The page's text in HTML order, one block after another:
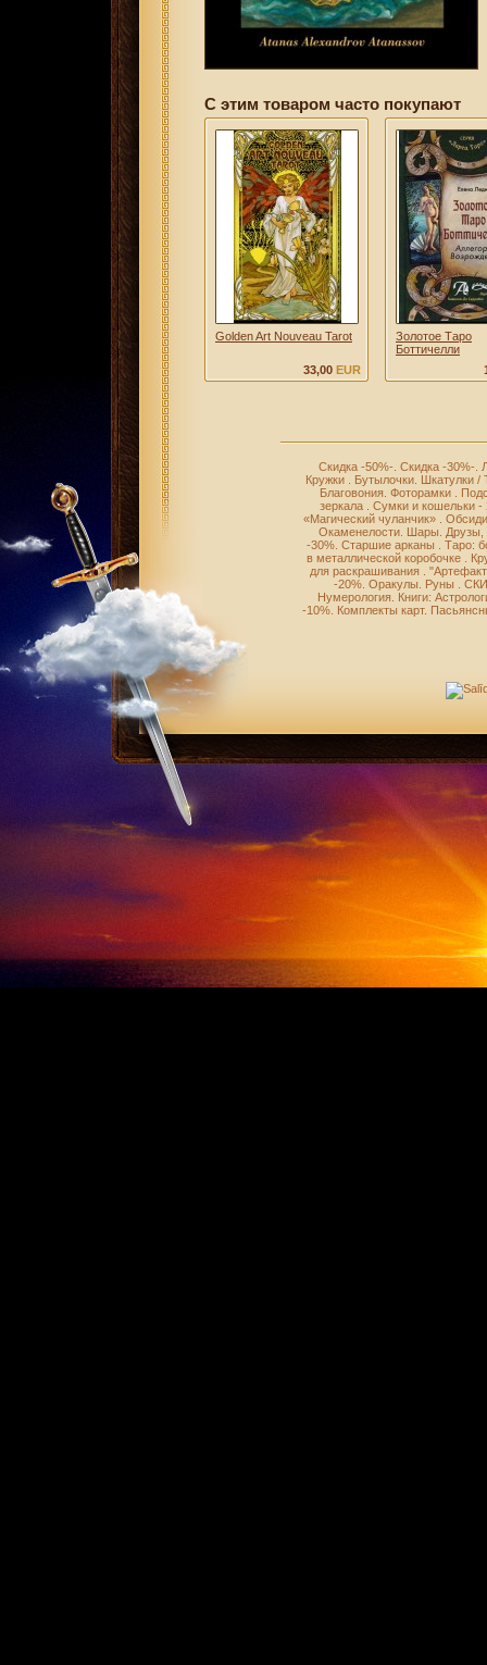
С этим товаром часто покупают
Golden Art Nouveau Tarot
33,00 EUR
Золотое Таро
Боттичелли
Скидка -50%- Скидка -30%-
Кружки
Бутылочки. Шкатулки /
Благовония. Фоторамки
зеркала
Сумки и кошельки -
«Магический чуланчик»
Окаменелости Шары
-30%. Старшие арканы
Таро:
в металлической коробочке
для раскрашивания
-20% Оракулы Руны
Нумерология. Книги:
-10% Комплекты карт.